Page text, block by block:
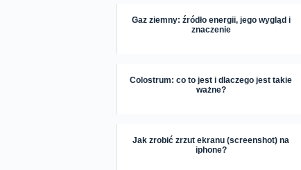
Gaz ziemny: źródło energii, jego wygląd i
znaczenie
Colostrum: co to jest i dlaczego jest takie
ważne?
Jak zrobić zrzut ekranu (screenshot) na
iphone?